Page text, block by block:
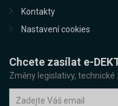
Kontakty
Nastavení cookies
Chcete zasílat e-
Změny legislativy, technické